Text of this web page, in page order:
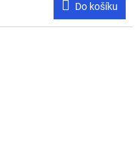
Do košíku